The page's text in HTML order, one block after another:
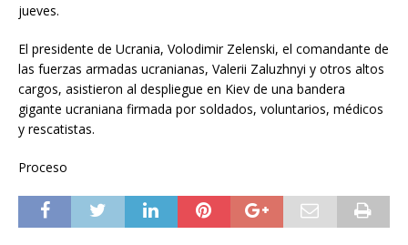
jueves.
El presidente de Ucrania, Volodimir Zelenski, el comandante de
las fuerzas armadas ucranianas, Valerii Zaluzhnyi y otros altos
cargos, asistieron al despliegue en Kiev de una bandera
gigante ucraniana firmada por soldados, voluntarios, médicos
y rescatistas.
Proceso